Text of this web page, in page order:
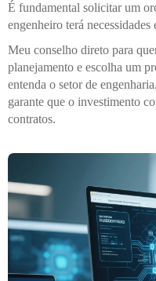
É fundamental solicitar um
engenheiro terá necessidades
Meu conselho direto para
planejamento e escolha um
entenda o setor de
garante que o investimento
contratos.